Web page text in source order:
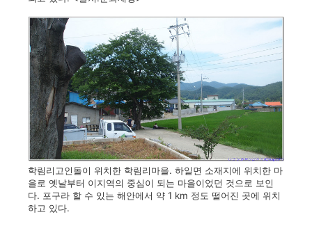
학림리고인돌이 위치한 학림리마을. 하일면 소재지에 위치한 마
을로 옛날부터 이지역의 중심이 되는 마을이었던 것으로 보인
다. 포구라 할 수 있는 해안에서 약 1 km 정도 떨어진 곳에 위치
하고 있다.